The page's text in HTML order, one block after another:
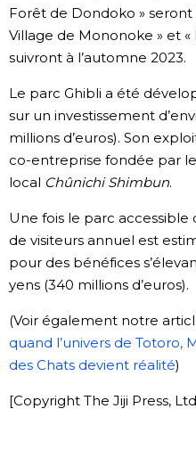
Forêt de Dondoko » seront
Village de Mononoke » et «
suivront à l’automne 2023.
Le parc Ghibli a été
sur un investissement
millions d’euros). Son
co-entreprise fondée par
local Chûnichi Shimbun.
Une fois le parc
de visiteurs annuel est
pour des bénéfices
yens (340 millions d’euros).
(Voir également notre
quand l’univers de Totoro,
des Chats devient réalité)
[Copyright The Jiji Press,